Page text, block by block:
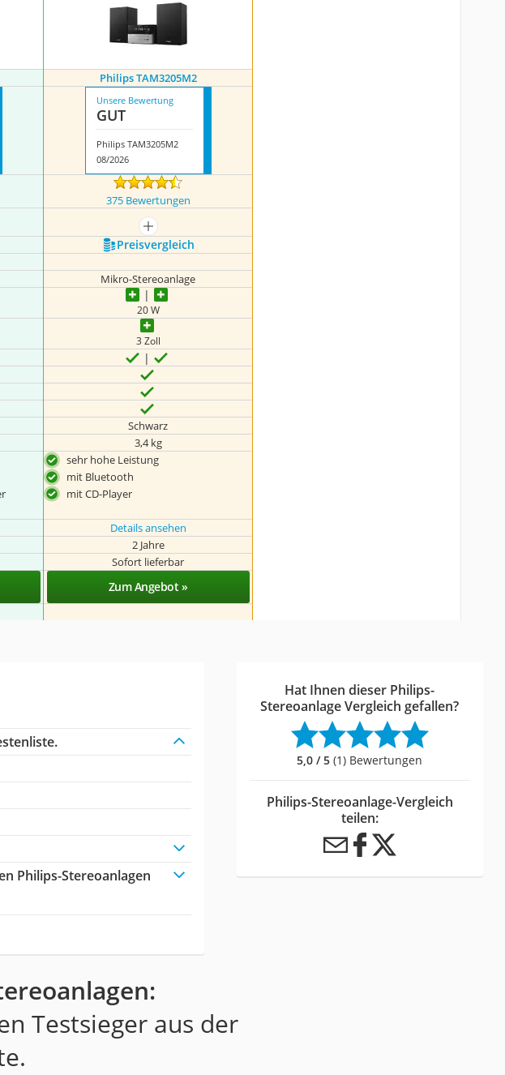
Philips TAM3205M2
Unsere Bewertung
GUT
Philips TAM3205M2
08/2026
375 Bewertungen
mehr anzeigen
Preis­vergleich
Mikro-Stereoanlage
20 W
3 Zoll
Schwarz
3,4 kg
sehr hohe Leistung
mit Bluetooth
mit CD-Player
Details ansehen
2 Jahre
Sofort lieferbar
Zum Angebot »
Philips-Stereoanlagen
Hat Ihnen dieser Philips-
Stereoanlage Vergleich gefallen?
5,0 / 5 (1) Bewertungen
Philips-Stereoanlage-Vergleich
teilen:
Testsieger aus der